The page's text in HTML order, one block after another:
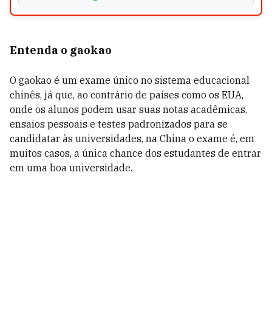
Entenda o gaokao
O gaokao é um exame único no sistema educacional
chinês, já que, ao contrário de países como os EUA,
onde os alunos podem usar suas notas acadêmicas,
ensaios pessoais e testes padronizados para se
candidatar às universidades, na China o exame é, em
muitos casos, a única chance dos estudantes de entrar
em uma boa universidade.